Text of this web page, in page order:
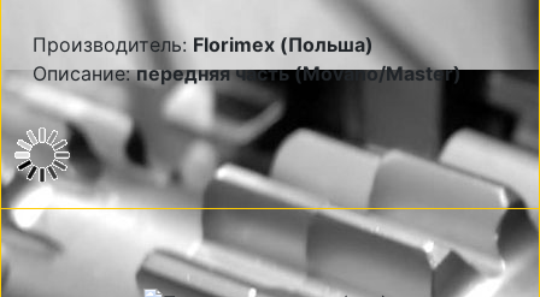
Производитель: Florimex (Польша)
Описание:передняя часть (Movano/Master)